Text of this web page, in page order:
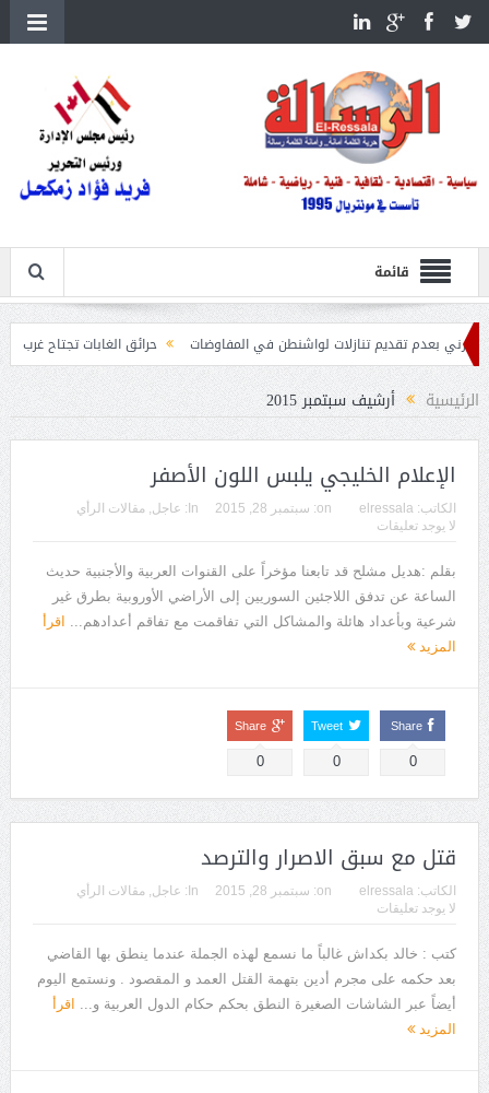
قائمة
تنازلات لواشنطن في المفاوضات حرائق الغابات تجتاح غرب أمريكا وكندا
الرئيسية أرشيف سبتمبر 2015
الإعلام الخليجي يلبس اللون الأصفر
الكاتب: elressala
on: سبتمبر 28, 2015 In: عاجل مقالات الرأي
لا يوجد تعليقات
بقلم :هديل مشلح قد تابعنا مؤخراً على القنوات العربية والأجنبية حديث
الساعة عن تدفق اللاجئين السوريين إلى الأراضي الأوروبية بطرق غير
شرعية وبأعداد هائلة والمشاكل التي تفاقمت مع تفاقم أعدادهم... اقرأ
المزيد
Share
0
Tweet
0
Share
0
قتل مع سبق الاصرار والترصد
الكاتب: elressala
on: سبتمبر 28, 2015 In: عاجل مقالات الرأي
لا يوجد تعليقات
كتب : خالد بكداش غالباً ما نسمع لهذه الجملة عندما ينطق بها القاضي
بعد حكمه على مجرم أدين بتهمة القتل العمد و المقصود . ونستمع اليوم
أيضاً عبر الشاشات الصغيرة النطق بحكم حكام الدول العربية و... اقرأ
المزيد